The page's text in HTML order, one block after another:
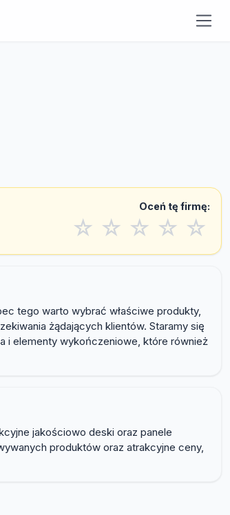
Oceń tę firmę:
☆ ☆ ☆ ☆ ☆
tego warto wybrać właściwe produkty,
żądających klientów. Staramy się
i elementy wykończeniowe, które również
jakościowo deski oraz panele
produktów oraz atrakcyjne ceny,